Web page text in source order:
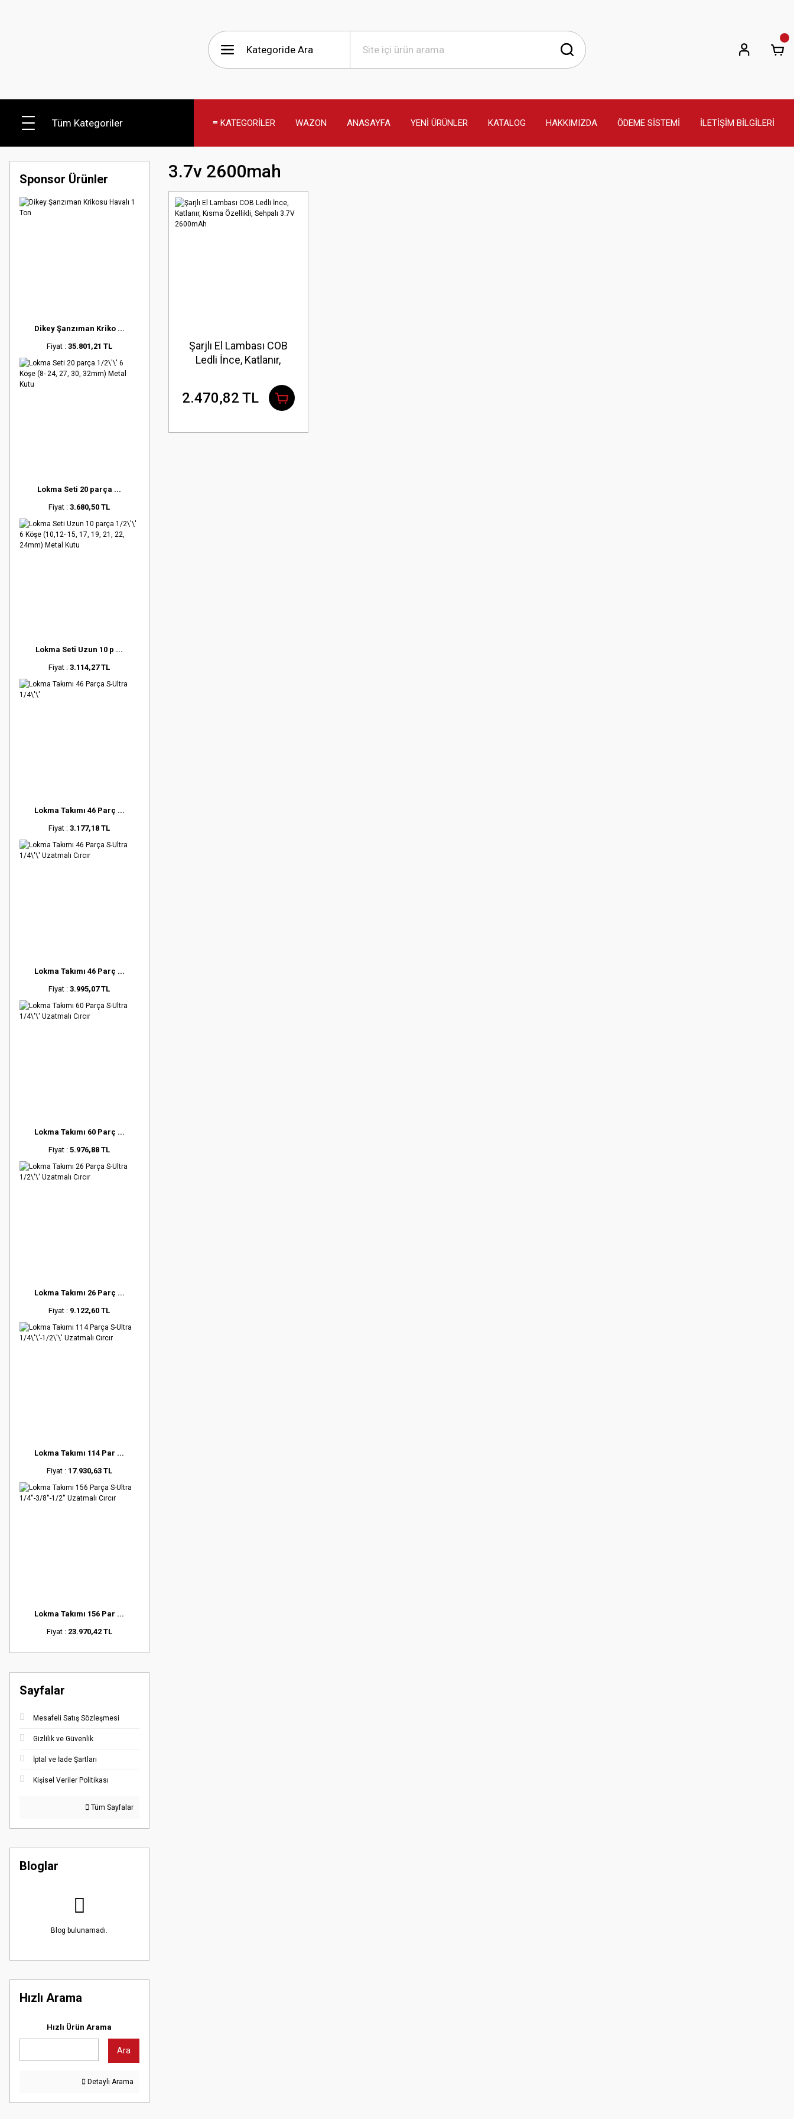
Tüm Kategoriler ≡ KATEGORİLER WAZON ANASAYFA YENİ ÜRÜNLER KATALOG HAKKIMIZDA ÖDEME SİSTEMİ İLETİŞİM BİLGİLERİ
Sponsor Ürünler
Dikey Şanzıman Kriko ...
Fiyat : 35.801,21 TL
Lokma Seti 20 parça ...
Fiyat :3.680,50 TL
Lokma Seti Uzun 10 p ...
Fiyat :3.114,27 TL
Lokma Takımı 46 Parç ...
Fiyat :3.177,18 TL
Lokma Takımı 46 Parç ...
Fiyat :3.995,07 TL
Lokma Takımı 60 Parç ...
Fiyat :5.976,88 TL
Lokma Takımı 26 Parç ...
Fiyat : 9.122,60 TL
Lokma Takımı 114 Par ...
Fiyat : 17.930,63 TL
Lokma Takımı 156 Par ...
Fiyat : 23.970,42 TL
Sayfalar
Mesafeli Satış Sözleşmesi
Gizlilik ve Güvenlik
İptal ve İade Şartları
Kişisel Veriler Politikası
Tüm Sayfalar
Bloglar
Blog bulunamadı.
Hızlı Arama
Hızlı Ürün Arama
Ara
Detaylı Arama
3.7v 2600mah
Şarjlı El Lambası COB
Ledli İnce, Katlanır,
3.7V 2600mAh
2.470,82 TL